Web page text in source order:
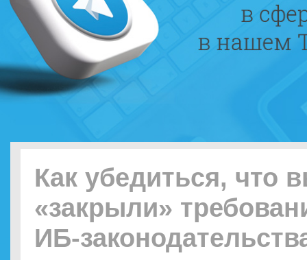
Как убедиться, что
«закрыли»
ИБ-